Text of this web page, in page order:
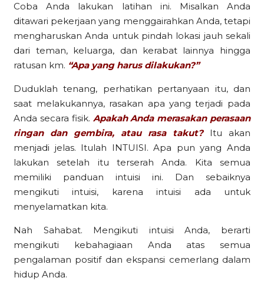
Coba Anda lakukan latihan ini. Misalkan Anda
ditawari pekerjaan yang menggairahkan Anda, tetapi
mengharuskan Anda untuk pindah lokasi jauh sekali
dari teman, keluarga, dan kerabat lainnya hingga
ratusan km. “Apa yang harus dilakukan?”
Duduklah tenang, perhatikan pertanyaan itu, dan
saat melakukannya, rasakan apa yang terjadi pada
Anda secara fisik. Apakah Anda merasakan perasaan
ringan dan gembira, atau rasa takut?Itu akan
menjadi jelas. Itulah INTUISI. Apa pun yang Anda
lakukan setelah itu terserah Anda. Kita semua
memiliki panduan intuisi ini. Dan sebaiknya
mengikuti intuisi, karena intuisi ada untuk
menyelamatkan kita.
Nah Sahabat. Mengikuti intuisi Anda, berarti
mengikuti kebahagiaan Anda atas semua
pengalaman positif dan ekspansi cemerlang dalam
hidup Anda.